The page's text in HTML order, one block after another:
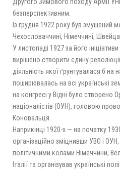
безперспективним.
Із грудня 1922 року був змушений
Чехословаччині, Німеччині,
У листопаді 1927 за його
вирішено створити єдину
діяльність якої ґрунтувалася б на
поширювалась на всі українські
на конгресі у Відні було створено
націоналістів (ОУН), головою
Коновальця.
Наприкінці 1920-x — на початку
організаційно зміцнивши УВО і
політичними колами Німеччини,
Італії та організував українські